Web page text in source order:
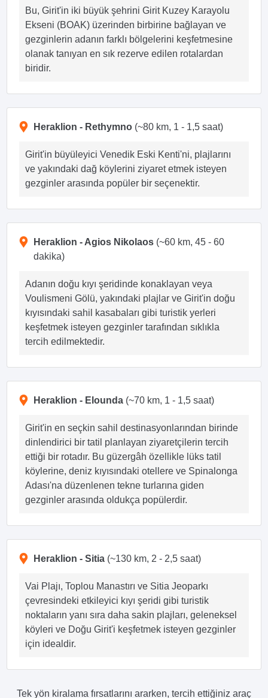
Bu, Girit'in iki büyük şehrini Girit Kuzey Karayolu
Ekseni (BOAK) üzerinden birbirine bağlayan ve
gezginlerin adanın farklı bölgelerini keşfetmesine
olanak tanıyan en sık rezerve edilen rotalardan
biridir.
Heraklion - Rethymno (~80 km, 1 - 1,5 saat)
Girit'in büyüleyici Venedik Eski Kenti'ni, plajlarını
ve yakındaki dağ köylerini ziyaret etmek isteyen
gezginler arasında popüler bir seçenektir.
Heraklion - Agios Nikolaos (~60 km, 45 - 60
dakika)
Adanın doğu kıyı şeridinde konaklayan veya
Voulismeni Gölü, yakındaki plajlar ve Girit'in doğu
kıyısındaki sahil kasabaları gibi turistik yerleri
keşfetmek isteyen gezginler tarafından sıklıkla
tercih edilmektedir.
Heraklion - Elounda (~70 km, 1 - 1,5 saat)
Girit'in en seçkin sahil destinasyonlarından birinde
dinlendirici bir tatil planlayan ziyaretçilerin tercih
ettiği bir rotadır. Bu güzergâh özellikle lüks tatil
köylerine, deniz kıyısındaki otellere ve Spinalonga
Adası'na düzenlenen tekne turlarına giden
gezginler arasında oldukça popülerdir.
Heraklion - Sitia (~130 km, 2 - 2,5 saat)
Vai Plajı, Toplou Manastırı ve Sitia Jeoparkı
çevresindeki etkileyici kıyı şeridi gibi turistik
noktaların yanı sıra daha sakin plajları, geleneksel
köyleri ve Doğu Girit'i keşfetmek isteyen gezginler
için idealdir.
Tek yön kiralama fırsatlarını ararken, tercih ettiğiniz araç